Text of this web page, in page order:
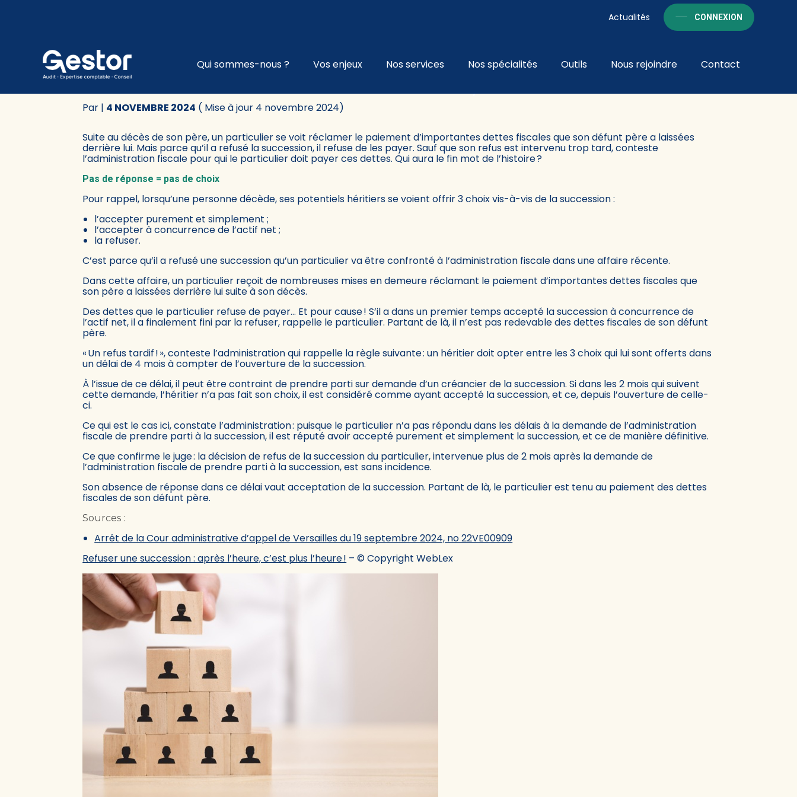
Actualités CONNEXION
Aller
au
Principal
Qui sommes-nous ? Vos enjeux Nos services Nos spécialités Outils Nous rejoindre Contact
REFUSER UNE SUCCESSION : APRÈS L’HEURE, C’EST PLUS L’HEURE !
Par | 4 NOVEMBRE 2024 ( Mise à jour 4 novembre 2024)
Suite au décès de son père, un particulier se voit réclamer le paiement d’importantes dettes fiscales que son défunt père a laissées
derrière lui. Mais parce qu’il a refusé la succession, il refuse de les payer. Sauf que son refus est intervenu trop tard, conteste
l’administration fiscale pour qui le particulier doit payer ces dettes. Qui aura le fin mot de l’histoire ?
Pas de réponse = pas de choix
Pour rappel, lorsqu’une personne décède, ses potentiels héritiers se voient offrir 3 choix vis-à-vis de la succession :
l’accepter purement et simplement ;
l’accepter à concurrence de l’actif net ;
la refuser.
C’est parce qu’il a refusé une succession qu’un particulier va être confronté à l’administration fiscale dans une affaire récente.
Dans cette affaire, un particulier reçoit de nombreuses mises en demeure réclamant le paiement d’importantes dettes fiscales que
son père a laissées derrière lui suite à son décès.
Des dettes que le particulier refuse de payer… Et pour cause ! S’il a dans un premier temps accepté la succession à concurrence de
l’actif net, il a finalement fini par la refuser, rappelle le particulier. Partant de là, il n’est pas redevable des dettes fiscales de son défunt
père.
« Un refus tardif ! », conteste l’administration qui rappelle la règle suivante : un héritier doit opter entre les 3 choix qui lui sont offerts dans
un délai de 4 mois à compter de l’ouverture de la succession.
À l’issue de ce délai, il peut être contraint de prendre parti sur demande d’un créancier de la succession. Si dans les 2 mois qui suivent
cette demande, l’héritier n’a pas fait son choix, il est considéré comme ayant accepté la succession, et ce, depuis l’ouverture de celle-
ci.
Ce qui est le cas ici, constate l’administration : puisque le particulier n’a pas répondu dans les délais à la demande de l’administration
fiscale de prendre parti à la succession, il est réputé avoir accepté purement et simplement la succession, et ce de manière définitive.
Ce que confirme le juge : la décision de refus de la succession du particulier, intervenue plus de 2 mois après la demande de
l’administration fiscale de prendre parti à la succession, est sans incidence.
Son absence de réponse dans ce délai vaut acceptation de la succession. Partant de là, le particulier est tenu au paiement des dettes
fiscales de son défunt père.
Sources :
Arrêt de la Cour administrative d’appel de Versailles du 19 septembre 2024, no 22VE00909
Refuser une succession : après l’heure, c’est plus l’heure ! – © Copyright WebLex